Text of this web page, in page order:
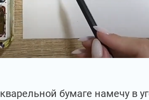
бумаге намечу в